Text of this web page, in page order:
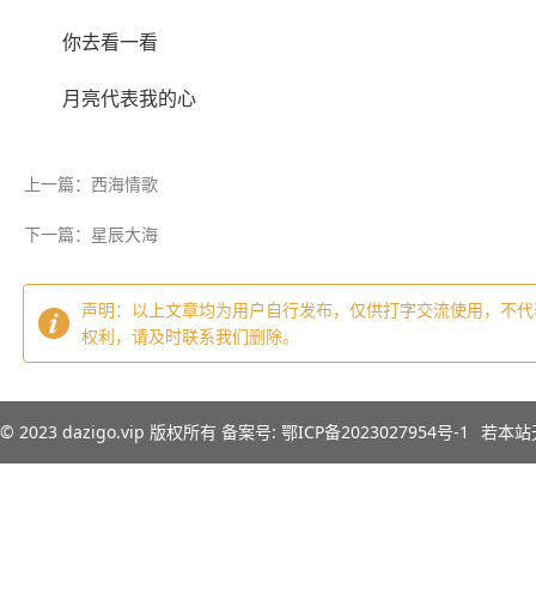
你去看一看
月亮代表我的心
上一篇：西海情歌
下一篇：星辰大海
声明：以上文章均为用户自行发布，仅供打字交流使用，不
权利，请及时联系我们删除。
© 2023 dazigo.vip 版权所有 备案号: 鄂ICP备2023027954号-1 若本